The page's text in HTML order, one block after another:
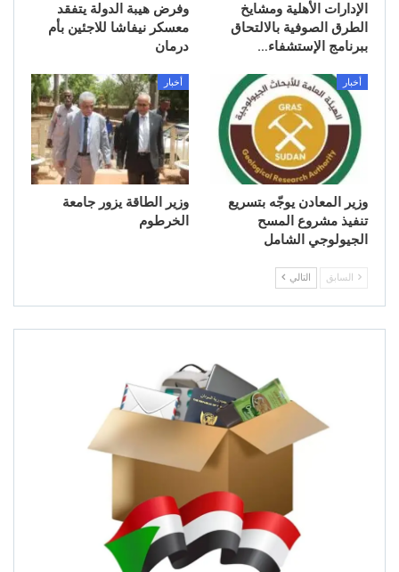
الإدارات الأهلية ومشايخ
الطرق الصوفية بالالتحاق
ببرنامج الإستشفاء…
وفرض هيبة الدولة يتفقد
معسكر نيفاشا للاجئين بأم
درمان
أخبار
وزير المعادن يوجّه بتسريع
تنفيذ مشروع المسح
الجيولوجي الشامل
أخبار
وزير الطاقة يزور جامعة
الخرطوم
السابق التالي